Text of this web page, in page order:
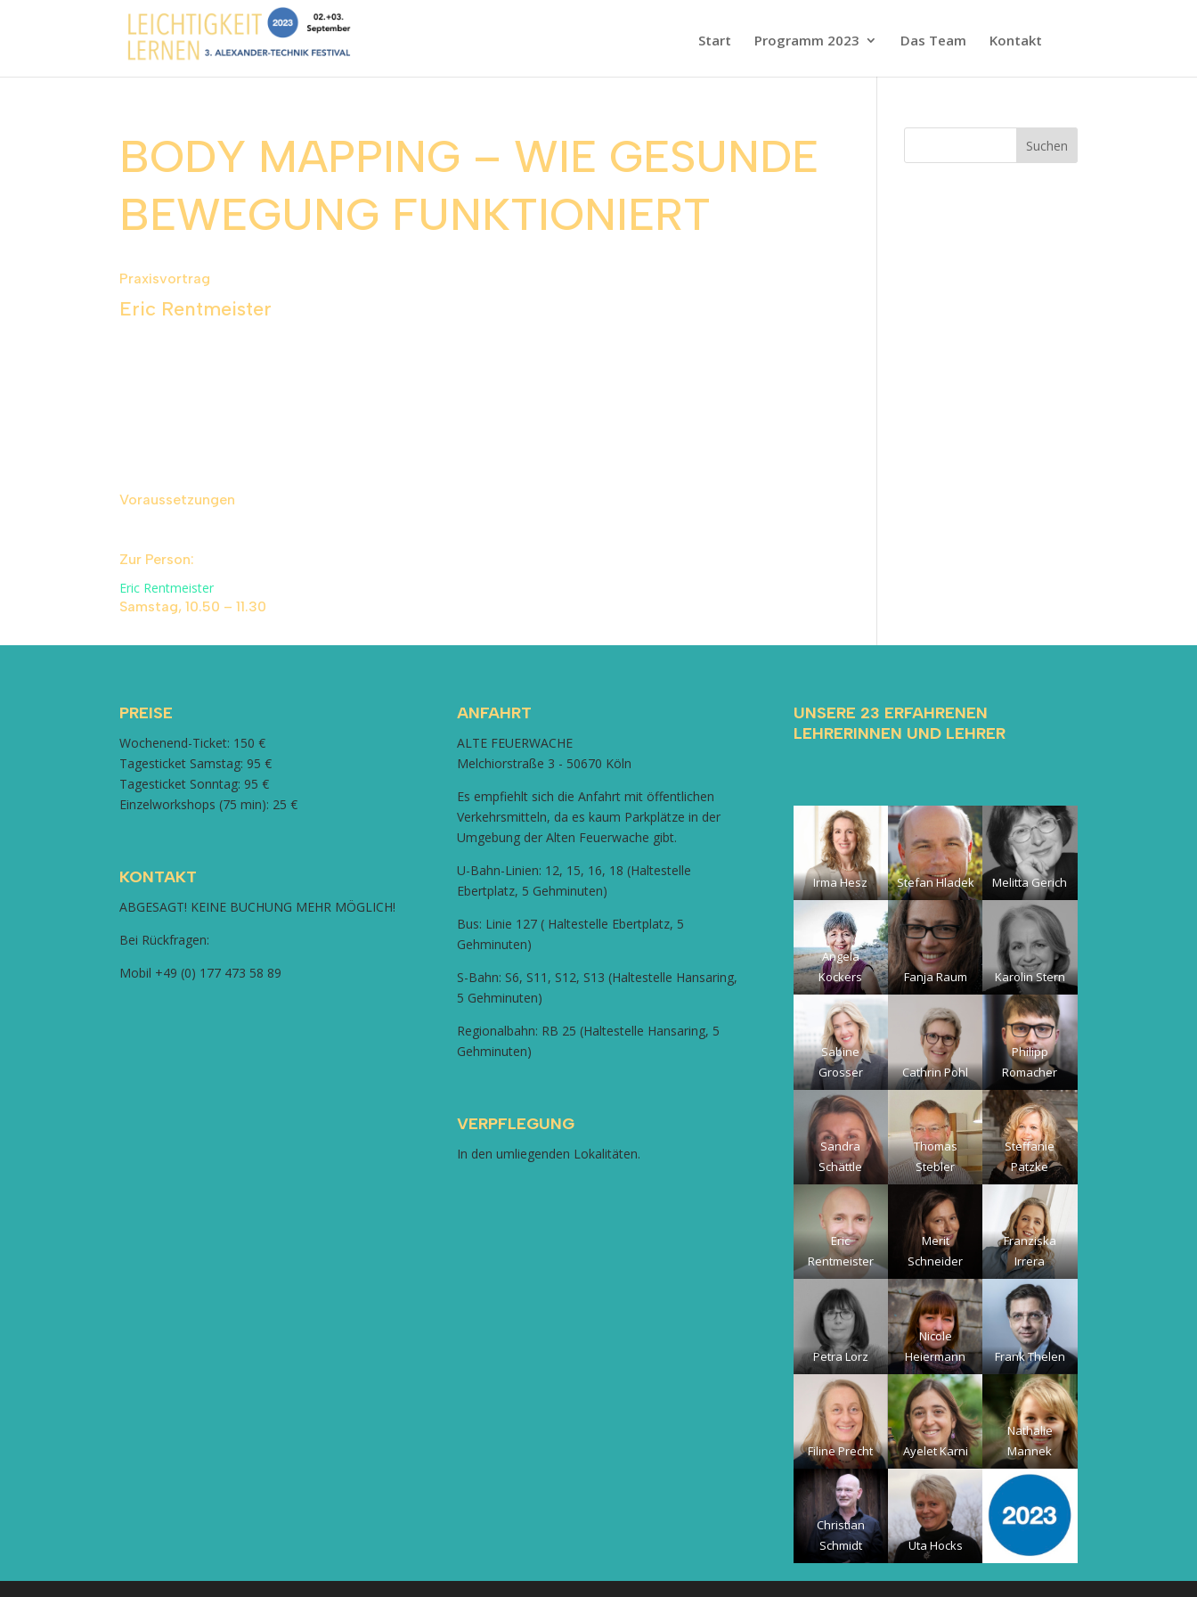
Start Programm 2023 Das Team Kontakt
BODY MAPPING – WIE GESUNDE
BEWEGUNG FUNKTIONIERT
Praxisvortrag
Eric Rentmeister
Voraussetzungen
Zur Person:
Eric Rentmeister
Samstag, 10.50 – 11.30
PREISE
Wochenend-Ticket: 150 €
Tagesticket Samstag: 95 €
Tagesticket Sonntag: 95 €
Einzelworkshops (75 min): 25 €
KONTAKT
ABGESAGT! KEINE BUCHUNG MEHR MÖGLICH!
Bei Rückfragen:
Mobil +49 (0) 177 473 58 89
ANFAHRT
ALTE FEUERWACHE
Melchiorstraße 3 - 50670 Köln
Es empfiehlt sich die Anfahrt mit öffentlichen
Verkehrsmitteln, da es kaum Parkplätze in der
Umgebung der Alten Feuerwache gibt.
U-Bahn-Linien: 12, 15, 16, 18 (Haltestelle
Ebertplatz, 5 Gehminuten)
Bus: Linie 127 ( Haltestelle Ebertplatz, 5
Gehminuten)
S-Bahn: S6, S11, S12, S13 (Haltestelle Hansaring,
5 Gehminuten)
Regionalbahn: RB 25 (Haltestelle Hansaring, 5
Gehminuten)
VERPFLEGUNG
In den umliegenden Lokalitäten.
UNSERE 23 ERFAHRENEN
LEHRERINNEN UND LEHRER
Irma Hesz Stefan Hladek Melitta Gerich
Angela
Kockers
Fanja Raum Karolin Stern
Sabine
Grosser
Cathrin Pohl
Philipp
Romacher
Sandra
Schättle
Thomas
Stebler
Steffanie
Patzke
Eric
Rentmeister
Merit
Schneider
Franziska
Irrera
Petra Lorz
Nicole
Heiermann
Frank Thelen
Filine Precht Ayelet Karni
Nathalie
Mannek
Christian
Schmidt
Uta Hocks